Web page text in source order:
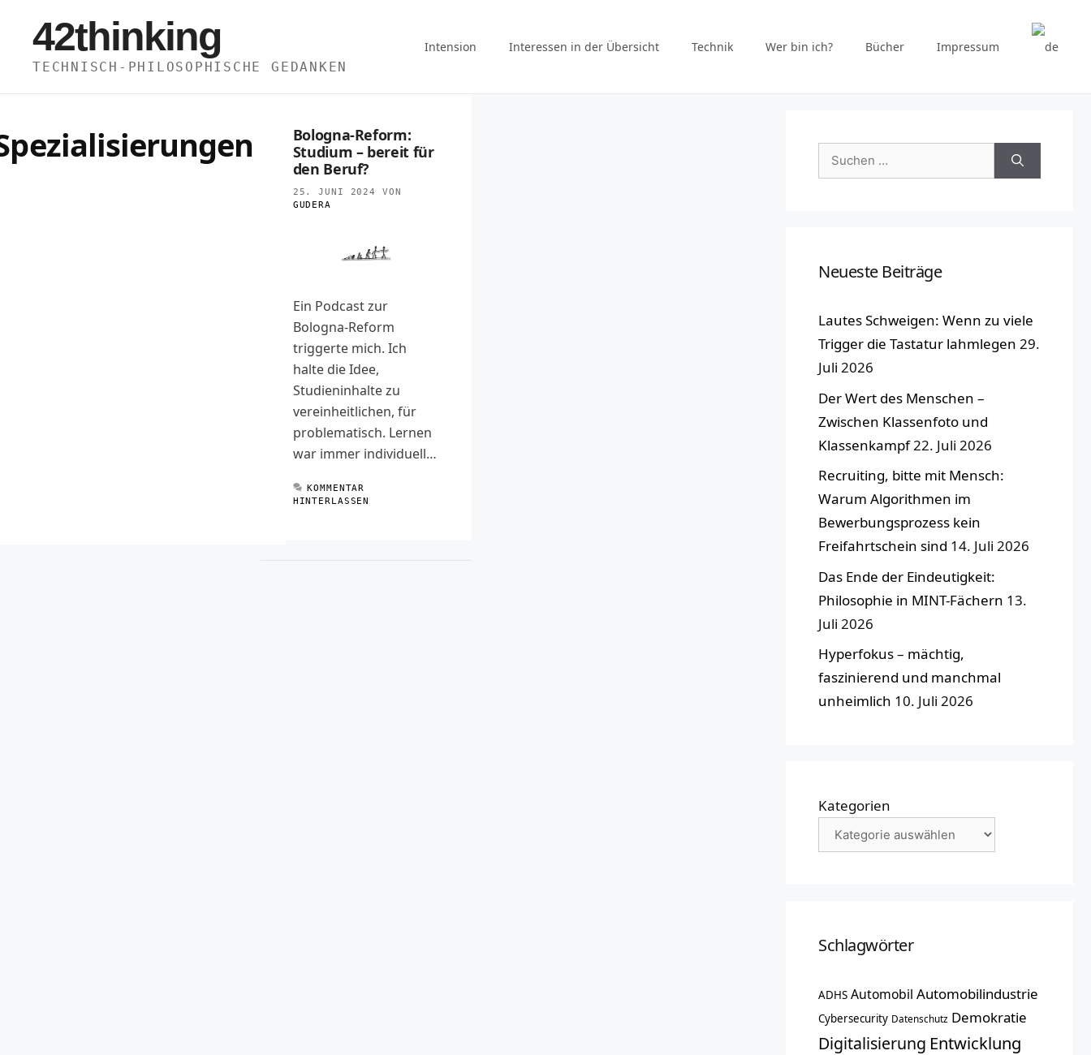
Inhalt
springen
42thinking
TECHNISCH-PHILOSOPHISCHE GEDANKEN
Intension Interessen in der Übersicht Technik Wer bin ich? Bücher Impressum
Bologna-Reform:
Studium – bereit für
den Beruf?
25. JUNI 2024
VON
GUDERA
Ein Podcast zur
Bologna-Reform
triggerte mich. Ich
halte die Idee,
Studieninhalte zu
vereinheitlichen, für
problematisch. Lernen
war immer individuell…
KOMMENTAR
HINTERLASSEN
Suchen
nach:
Neueste Beiträge
Lautes Schweigen: Wenn zu viele
Trigger die Tastatur lahmlegen 29.
Juli 2026
Der Wert des Menschen –
Zwischen Klassenfoto und
Klassenkampf 22. Juli 2026
Recruiting, bitte mit Mensch:
Warum Algorithmen im
Bewerbungsprozess kein
Freifahrtschein sind 14. Juli 2026
Das Ende der Eindeutigkeit:
Philosophie in MINT-Fächern 13.
Juli 2026
Hyperfokus – mächtig,
faszinierend und manchmal
unheimlich 10. Juli 2026
Kategorien
Schlagwörter
ADHS Automobil Automobilindustrie
Cybersecurity Datenschutz Demokratie
Digitalisierung Entwicklung